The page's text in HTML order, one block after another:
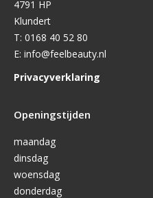
4791 HP
Klundert
T: 0168 40 52 80
E: info@feelbeauty.nl
Privacyverklaring
Openingstijden
maandag
dinsdag
woensdag
donderdag